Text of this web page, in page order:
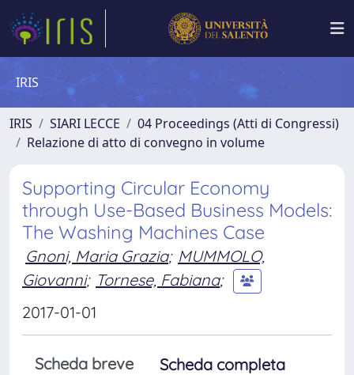
IRIS
IRIS SIARI LECCE
04 Proceedings (Atti di Congressi)
Relazione di atto di convegno in volume
Supporting Circular Economy
through Use-Based Business Models:
The Washing Machines Case
Gnoni, Maria Grazia; MUMMOLO,
Giovanni; Tornese, Fabiana;
2017-01-01
Scheda breve
Scheda completa